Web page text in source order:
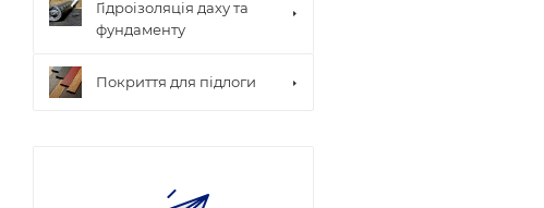
Гідроізоляція даху та
фундаменту
Покриття для підлоги